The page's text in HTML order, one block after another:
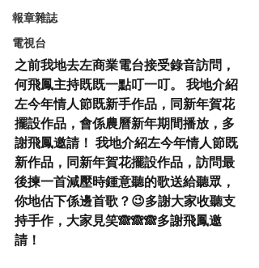
報章雜誌
電視台
之前我地去左商業電台接受錄音訪問，
何飛鳳主持既既一點叮一叮。 我地介紹
左今年情人節既新手作品，同新年賀花
擺設作品，會係農曆新年期間播放，多
謝飛鳳邀請！ 我地介紹左今年情人節既
新作品，同新年賀花擺設作品，訪問最
後揀一首減壓時鍾意聽的歌送給聽眾，
你地估下係邊首歌？😉多謝大家收聽支
持手作，大家見笑🙈🙈🙈多謝飛鳳邀
請！